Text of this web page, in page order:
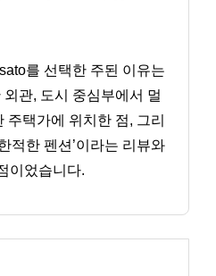
를 선택한 주된 이유는
관, 도시 중심부에서 멀
주택가에 위치한 점, 그리
적한 펜션’이라는 리뷰와
이었습니다.